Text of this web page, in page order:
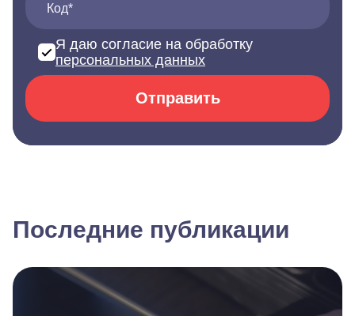
Код*
Я даю согласие на обработку
персональных данных
Отправить
Последние публикации